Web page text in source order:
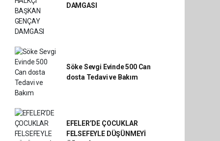
DAMGASI
Söke Sevgi Evinde 500 Can
dosta Tedavi ve Bakım
EFELER’DE ÇOCUKLAR
FELSEFEYLE DÜŞÜNMEYİ